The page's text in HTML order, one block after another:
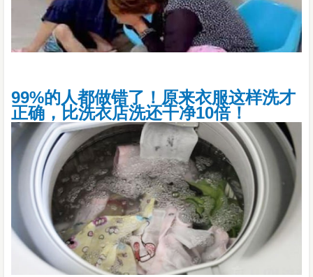
99%的人都做错了！原来衣服这样洗才
正确，比洗衣店洗还干净10倍！